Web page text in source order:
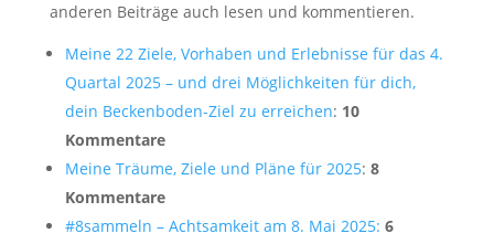
anderen Beiträge auch lesen und kommentieren.
Meine 22 Ziele, Vorhaben und Erlebnisse für das 4.
Quartal 2025 – und drei Möglichkeiten für dich,
dein Beckenboden-Ziel zu erreichen: 10
Kommentare
Meine Träume, Ziele und Pläne für 2025: 8
Kommentare
#8sammeln – Achtsamkeit am 8. Mai 2025: 6